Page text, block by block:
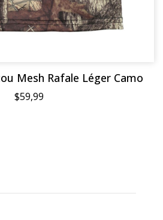
Mesh Rafale Léger Camo
$59,99